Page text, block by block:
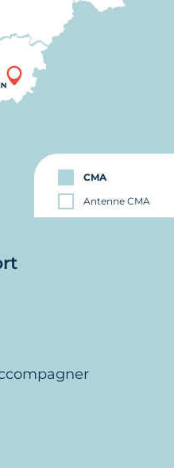
CMA
Antenne CMA